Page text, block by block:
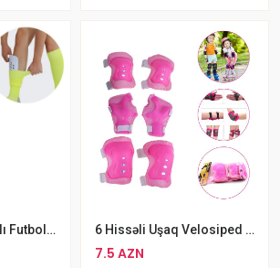
Aşınmaya Davamlı Futbol Dizliyi Ağ Rengli Sitqi 6 Hissəli Uşaq Velosiped Rolik Dizliyi Konkisürmə Dirsək Biləklik Dəsti Çəhrayı Rengli
7.5 AZN